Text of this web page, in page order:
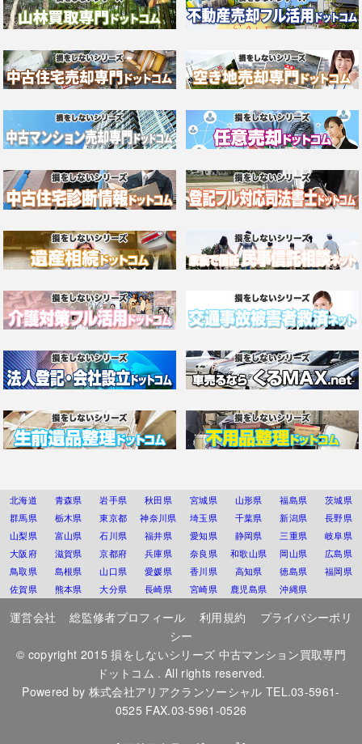
北海道 青森県 岩手県 秋田県 宮城県 山形県 福島県
茨城県
群馬県
栃木県 東京都 神奈川県 埼玉県 千葉県 新潟県
長野県
山梨県
富山県 石川県 福井県 愛知県 静岡県 三重県
岐阜県
大阪府
滋賀県 京都府 兵庫県 奈良県 和歌山県 岡山県
広島県
鳥取県
島根県 山口県 愛媛県 香川県 高知県 徳島県
福岡県
佐賀県
熊本県 大分県 長崎県 宮崎県 鹿児島県 沖縄県
運営会社 総監修者プロフィール 利用規約
プライバシーポリ
シー
© copyright 2015損をしないシリーズ 中古マンション買取専門
ドットコム . All rights reserved.
Powered by 株式会社アリアクランソーシャル TEL.03-5961-
0525 FAX.03-5961-0526